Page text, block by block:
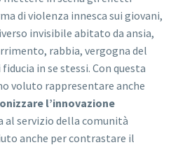
di violenza innesca sui giovani,
invisibile abitato da ansia,
rabbia, vergogna del
in se stessi. Con questa
voluto rappresentare anche
l’innovazione
al servizio della comunità
anche per contrastare il